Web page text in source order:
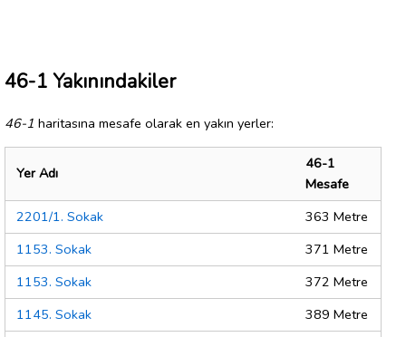
46-1 Yakınındakiler
46-1 haritasına mesafe olarak en yakın yerler:
Yer Adı
46-1
Mesafe
2201/1. Sokak
363 Metre
1153. Sokak
371 Metre
1153. Sokak
372 Metre
1145. Sokak
389 Metre